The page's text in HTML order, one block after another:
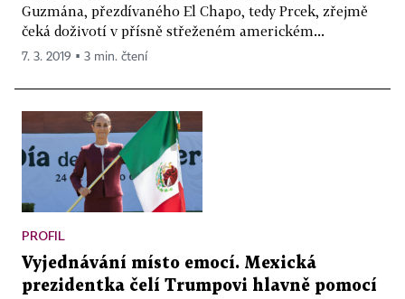
Guzmána, přezdívaného El Chapo, tedy Prcek, zřejmě
čeká doživotí v přísně střeženém americkém...
7. 3. 2019 ▪ 3 min. čtení
PROFIL
Vyjednávání místo emocí. Mexická
prezidentka čelí Trumpovi hlavně pomocí